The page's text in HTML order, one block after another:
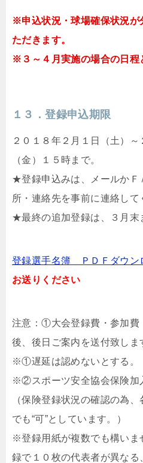
※申込状況・球場確保状況が
ただきます。
※３～４月実施の場合の日程
１３．登録申込期限
２０１８年２月１日（土）～
（金）１５時まで。
★登録申込みは、メールかＦ
所・連絡先を事前に連絡して
★最終の追加登録は、３月末
登録選手名簿 ＰＤＦダウン
お送りください
注意：①大会登録費・参加費
後、後日ご案内を送付致しま
※①遅延は認めないとする。
※②スポーツ安全協会保険加
（保険登録状況の確認の為
でも“可”としています。）
※登録用紙が複数でも構いま
録で１０枚の代表者が異な